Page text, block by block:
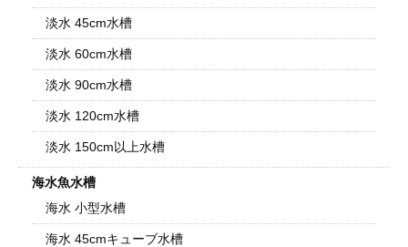
淡水 45cm水槽
淡水 60cm水槽
淡水 90cm水槽
淡水 120cm水槽
淡水 150cm以上水槽
海水魚水槽
海水 小型水槽
海水 45cmキューブ水槽